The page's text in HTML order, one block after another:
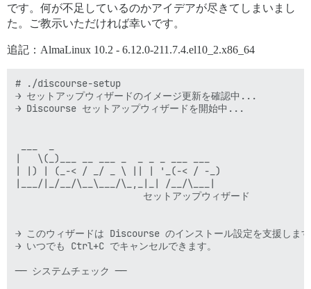
です。何が不足しているのかアイデアが尽きてしまいまし
た。ご教示いただければ幸いです。
追記：AlmaLinux 10.2 - 6.12.0-211.7.4.el10_2.x86_64
# ./discourse-setup
→ セットアップウィザードのイメージ更新を確認中...
→ Discourse セットアップウィザードを開始中...
|   \(_)___ __ ___ _  _ _ _ ___ ___
| |) | (_-< / _/ _ \ || | '_(-< / -_)
|___/|_/__/\__\___/\_,_|_| /__/\___|
                       セットアップウィザード
→ このウィザードは Discourse のインストール設定を支援しま
→ いつでも Ctrl+C でキャンセルできます。
── システムチェック ──